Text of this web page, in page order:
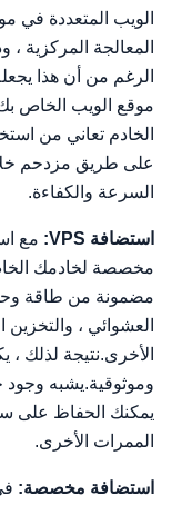
الويب المتعددة في
المعالجة المركزية
الرغم من أن هذا
موقع الويب الخاص
الخادم تعاني من
على طريق مزدحم
السرعة والكفاءة.
استضافة VPS:
مخصصة لخادمك
مضمونة من طاقة
العشوائي ،
الأخرى.نتيجة لذلك ،
وموثوقية.يشبه
يمكنك الحفاظ على
الممرات الأخرى.
استضافة مخصصة: